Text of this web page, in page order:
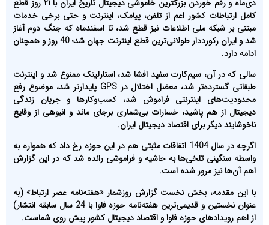
دی‌ماه و رقم خوردن بزرگترین خاموشی دیجیتال تاریخ ایران با ۲۱ روز قطع
کامل ارتباطات کشور اعم از تلفن، پیامک، اینترنت و حتی برخی خدمات
مبتنی بر شبکه ملی اطلاعات نیز قطع شد، تا اسفندماه که جنگ دوم آغاز
شد و ایران رکورددار طولانی‌ترین قطع اینترنت جهان شد؛ 40 روز و همچنان
ادامه دارد.
سالی که در آن، سیم‌کارت سفید افشا شد، استارلینک ممنوع شد و اینترنت
طبقاتی گسترده‌تر شد، معضل اختلال در GPS پایدارتر شد، موضوع رفع
محدودیت‌های اینترنتی فراموش شد، کسب‌وکارها و جریان زندگی
دیجیتال از هم پاشید، خسارات بی‌شماری برجای ماند و انبوهی از وقایع
ناخوشایند دیگر برای اقتصاد دیجیتال ایران.
اگرچه در سال 1404 اتفاقات مثبتی هم در این حوزه رخ داد که همواره به
واسطه سنگینی تلخی‌ها به حاشیه و فراموشی رانده شد که در این گزارش
اهم آن‌ها نیز مرور شده است.
با این مقدمه، بخش نخست گزارش روزشمار «هفته‌نامه عصر ارتباط» (به
عنوان نخستین و قدیمی‌ترین هفته‌نامه حوزه فاوا با 24 سال سابقه انتشار)
از اهم رویدادهای حوزه فاوا و اقتصاد دیجیتال کشور پیش روی شماست.